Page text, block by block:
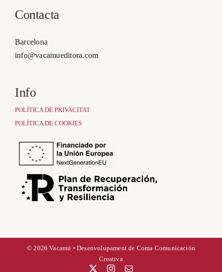
Contacta
Barcelona
info@vacamueditora.com
Info
POLÍTICA DE PRIVACITAT
POLÍTICA DE COOKIES
© 2026 Vacamú • Desenvolupament de Coma Comunicación
Creativa